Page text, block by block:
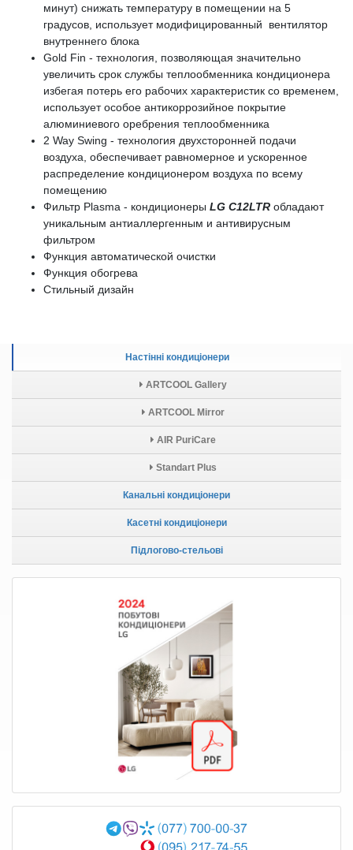
Настінні кондиціонери
ARTCOOL Gallery
ARTCOOL Mirror
AIR PuriCare
Standart Plus
Канальні кондиціонери
Касетні кондиціонери
Підлогово-стельові
минут) снижать температуру в помещении на 5
градусов, использует модифицированный вентилятор
внутреннего блока
Gold Fin - технология, позволяющая значительно
увеличить срок службы теплообменника кондиционера
избегая потерь его рабочих характеристик со временем,
использует особое антикоррозийное покрытие
алюминиевого оребрения теплообменника
2 Way Swing - технология двухсторонней подачи
воздуха, обеспечивает равномерное и ускоренное
распределение кондиционером воздуха по всему
помещению
Фильтр Plasma - кондиционеры LG C12LTR обладают
уникальным антиаллергенным и антивирусным
фильтром
Функция автоматической очистки
Функция обогрева
Стильный дизайн